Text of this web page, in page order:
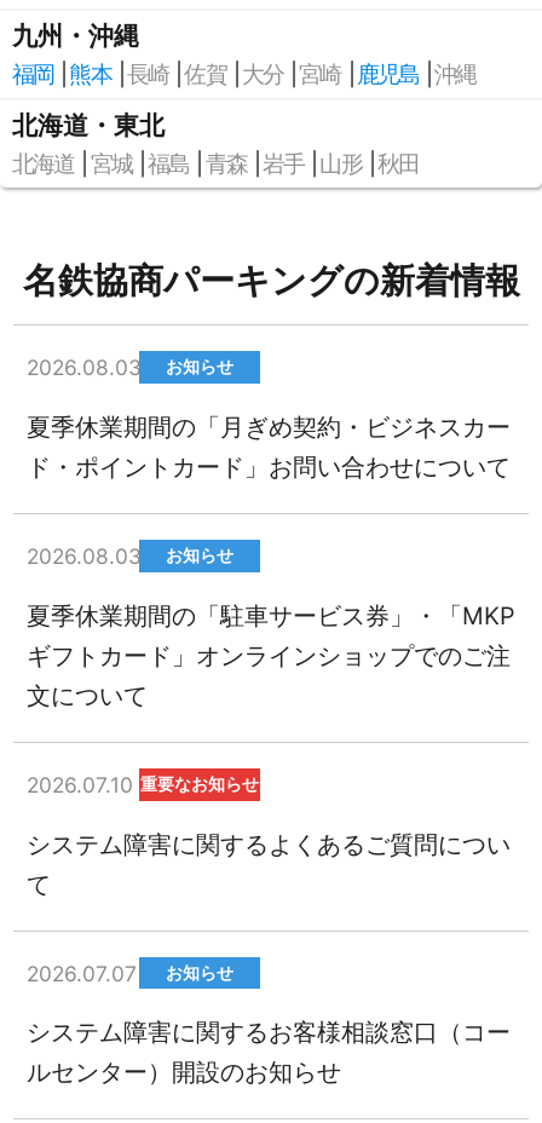
九州・沖縄
福岡 熊本 長崎 佐賀 大分 宮崎 鹿児島 沖縄
北海道・東北
北海道 宮城 福島 青森 岩手 山形 秋田
名鉄協商パーキングの新着情報
2026.08.03 お知らせ
夏季休業期間の「月ぎめ契約・ビジネスカー
ド・ポイントカード」お問い合わせについて
2026.08.03 お知らせ
夏季休業期間の「駐車サービス券」・「MKP
ギフトカード」オンラインショップでのご注
文について
2026.07.10 重要なお知らせ
システム障害に関するよくあるご質問につい
て
2026.07.07 お知らせ
システム障害に関するお客様相談窓口（コー
ルセンター）開設のお知らせ